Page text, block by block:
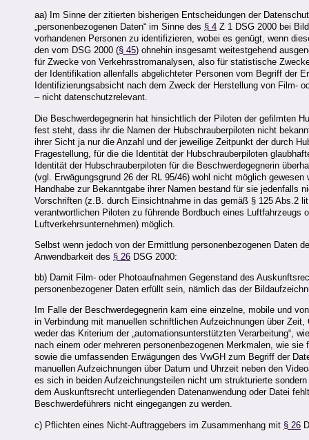
aa) Im Sinne der zitierten bisherigen Entscheidungen der
„personenbezogenen Daten“ im Sinne des § 4 Z 1 DSG 2000 bei
vorhandenen Personen zu identifizieren, wobei es genügt, wenn
den vom DSG 2000 (§ 45) ohnehin insgesamt weitestgehend
für Zwecke von Verkehrsstromanalysen, also für statistische
der Identifikation allenfalls abgelichteter Personen vom Begriff der
Identifizierungsabsicht nach dem Zweck der Herstellung von Film-
– nicht datenschutzrelevant.
Die Beschwerdegegnerin hat hinsichtlich der Piloten der gefilmten
fest steht, dass ihr die Namen der Hubschrauberpiloten nicht
ihrer Sicht ja nur die Anzahl und der jeweilige Zeitpunkt der durch
Fragestellung, für die die Identität der Hubschrauberpiloten
Identität der Hubschrauberpiloten für die Beschwerdegegnerin
(vgl. Erwägungsgrund 26 der RL 95/46) wohl nicht möglich
Handhabe zur Bekanntgabe ihrer Namen bestand für sie jedenfalls
Vorschriften (z.B. durch Einsichtnahme in das gemäß § 125 Abs.2
verantwortlichen Piloten zu führende Bordbuch eines Luftfahrzeugs
Luftverkehrsunternehmen) möglich.
Selbst wenn jedoch von der Ermittlung personenbezogenen Daten
Anwendbarkeit des § 26 DSG 2000:
bb) Damit Film- oder Photoaufnahmen Gegenstand des
personenbezogener Daten erfüllt sein, nämlich das der
Im Falle der Beschwerdegegnerin kam eine einzelne, mobile und
in Verbindung mit manuellen schriftlichen Aufzeichnungen über
weder das Kriterium der „automationsunterstützten Verarbeitung“,
nach einem oder mehreren personenbezogenen Merkmalen, wie
sowie die umfassenden Erwägungen des VwGH zum Begriff der
manuellen Aufzeichnungen über Datum und Uhrzeit neben den
es sich in beiden Aufzeichnungsteilen nicht um strukturierte
dem Auskunftsrecht unterliegenden Datenanwendung oder Datei
Beschwerdeführers nicht eingegangen zu werden.
c) Pflichten eines Nicht-Auftraggebers im Zusammenhang mit § 26